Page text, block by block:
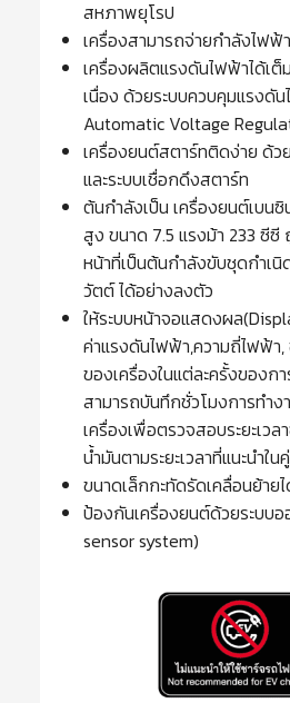
สหภาพยุโรป
เครื่องสามารถจ่ายกำลังไฟฟ้
เครื่องผลิตแรงดันไฟฟ้าได้เต็
เนื่อง ด้วยระบบควบคุมแรงดั
Automatic Voltage
เครื่องยนต์สตาร์ทติดง่าย ด้
และระบบเชื่อกดึงสตาร์ท
ต้นกำลังเป็น เครื่องยนต์เบน
สูง ขนาด 7.5 แรงม้า 233 ซี
หน้าที่เป็นต้นกำลังขับชุดกำเ
วัตต์ ได้อย่างลงตัว
ให้ระบบหน้าจอแสดงผล
ค่าแรงดันไฟฟ้า,ความถี่ไฟฟ้า,
ของเครื่องในแต่ละครั้งของก
สามารถบันทึกชั่วโมงการทำ
เครื่องเพื่อตรวจสอบระยะเว
น้ำมันตามระยะเวลาที่แนะนำใ
ขนาดเล็กกะทัดรัดเคลื่อนย้าย
ป้องกันเครื่องยนต์ด้วยระบบอ
sensor system)